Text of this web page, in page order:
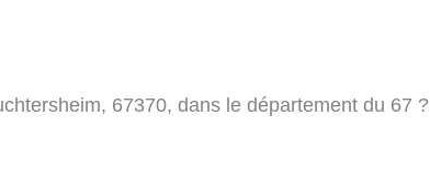
67370, dans le département du 67 ?